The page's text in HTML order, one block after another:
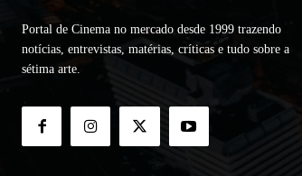
Portal de Cinema no mercado desde 1999 trazendo
notícias, entrevistas, matérias, críticas e tudo sobre a
sétima arte.